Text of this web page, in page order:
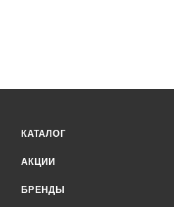
КАТАЛОГ
АКЦИИ
БРЕНДЫ